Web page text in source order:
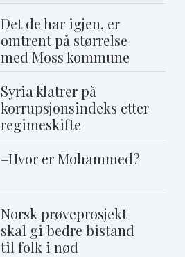
Det de har igjen, er
omtrent på størrelse
med Moss kommune
Syria klatrer på
korrupsjonsindeks etter
regimeskifte
–Hvor er Mohammed?
Norsk prøveprosjekt
skal gi bedre bistand
til folk i nød